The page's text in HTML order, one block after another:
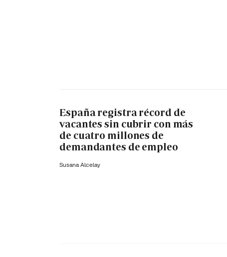
España registra récord de
vacantes sin cubrir con más
de cuatro millones de
demandantes de empleo
Susana Alcelay